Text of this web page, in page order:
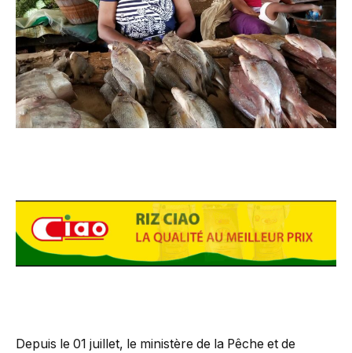
Depuis le 01 juillet, le ministère de la Pêche et de